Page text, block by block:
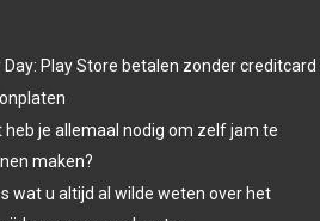
Day: Play Store betalen zonder creditcard
heb je allemaal nodig om zelf jam te
maken?
wat u altijd al wilde weten over het